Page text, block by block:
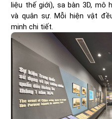
liệu thế giới), sa bàn 3D, mô
và quân sự. Mỗi hiện vật
minh chi tiết.